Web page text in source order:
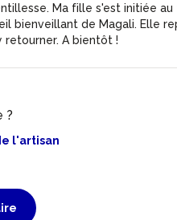
Ma fille s'est initiée
bienveillant de Magali. Elle
retourner. A bientôt !
?
l'artisan